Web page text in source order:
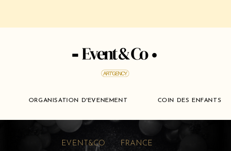
ORGANISATION D'EVENEMENT COIN DES ENFANTS
EVENT&CO FRANCE